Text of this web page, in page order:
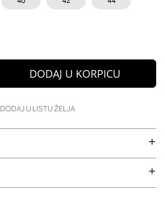
DODAJ U KORPICU
DODAJ U LISTU ŽELJA